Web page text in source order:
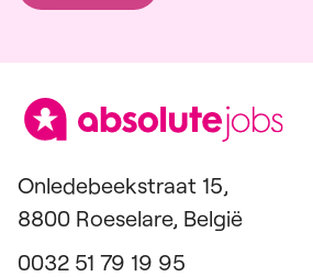
Onledebeekstraat 15,
8800 Roeselare, België
0032 51 79 19 95